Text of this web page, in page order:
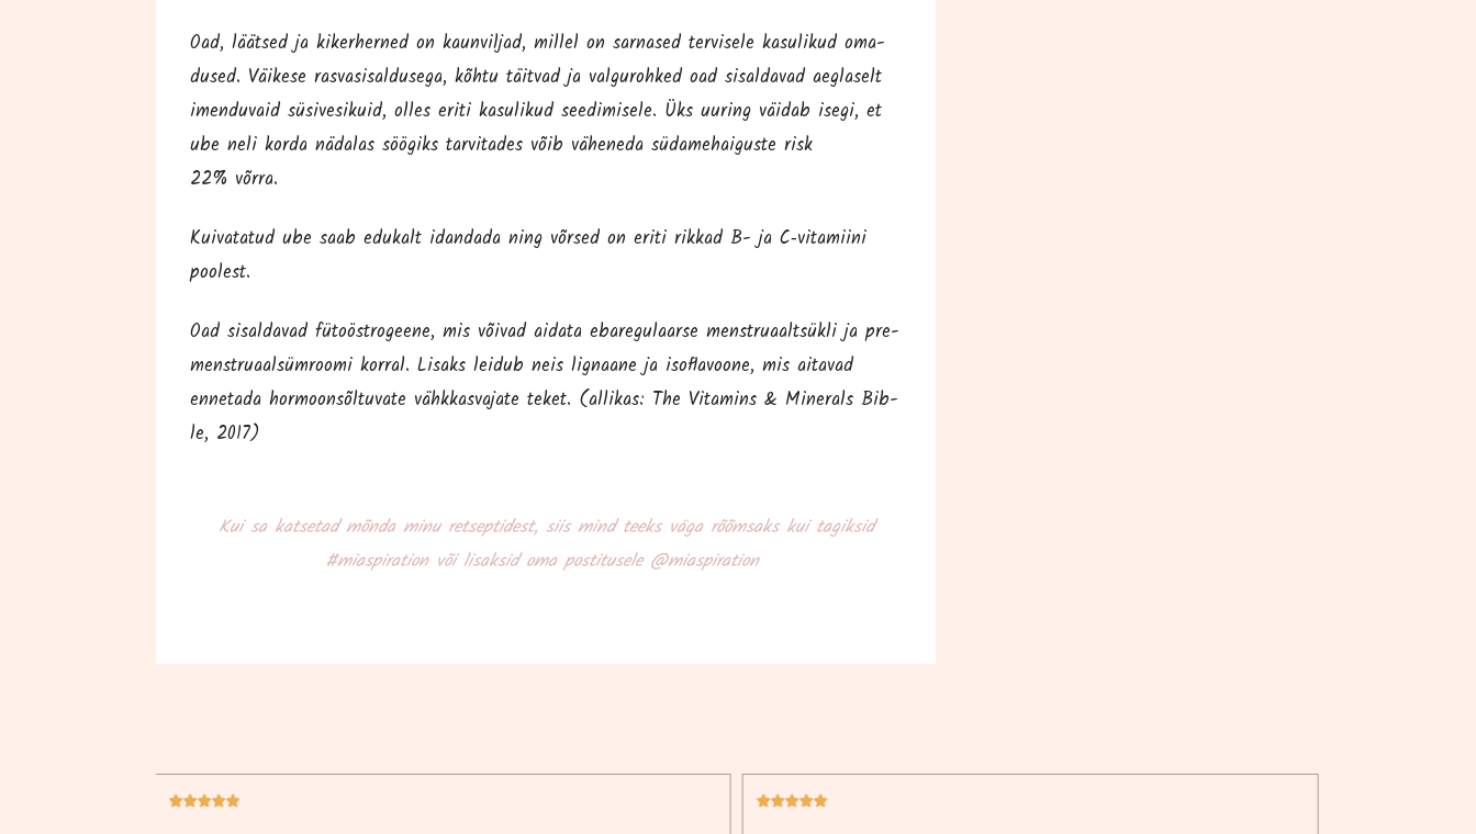
Oad, läät­sed ja kiker­her­ned on kaun­vil­jad, mil­lel on sar­na­sed ter­vi­se­le kasu­li­kud oma­
du­sed. Väi­ke­se ras­va­si­sal­du­se­ga, kõh­tu täit­vad ja val­gu­roh­ked oad sisal­da­vad aeg­la­selt
imen­du­vaid süsi­ve­si­kuid, olles eri­ti kasu­li­kud see­di­mise­le. Üks uuring väi­dab ise­gi, et
ube neli kor­da näda­las söö­giks tar­vi­ta­des võib vähe­ne­da süda­me­hai­gus­te risk
22% võrra.
Kui­va­ta­tud ube saab edu­kalt idan­da­da ning võr­sed on eri­ti rik­kad B- ja C‑vitamiini
poolest.
Oad sisal­da­vad fütoöst­ro­gee­ne, mis võivad aida­ta eba­re­gu­laar­se menst­ruaal­tsük­li ja pre­
menst­ruaal­süm­roo­mi kor­ral. Lisaks lei­dub neis lig­naa­ne ja isof­la­voo­ne, mis aita­vad
enne­ta­da hor­moon­sõl­tu­va­te vähk­kas­va­ja­te teket. (alli­kas: The Vita­mins & Mine­rals Bib­
le, 2017)
Kui sa kat­se­tad mõn­da minu ret­sep­ti­dest, siis mind teeks väga rõõm­saks kui tagik­sid
#mias­pi­ra­tion või lisak­sid oma pos­ti­tu­se­le @miaspiration
 